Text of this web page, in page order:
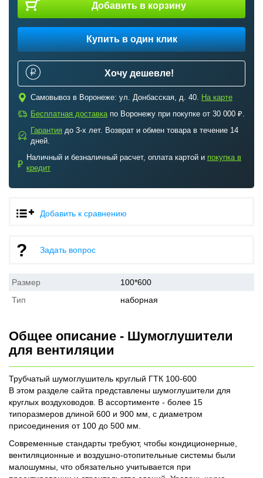
Добавить в корзину
Купить в один клик
Хочу дешевле!
c Самовывоз в Воронеже: ул. Донбасская, д. 40. На карте
a Бесплатная доставкапо Воронежу при покупке от 30 000 ₽.
b
Гарантия до 3-х лет. Возврат и обмен товара в течение 14
дней.
₽
Наличный и безналичный расчет, оплата картой и покупка в
кредит
Добавить к сравнению
Задать вопрос
Размер
100*600
Тип
наборная
Общее описание - Шумоглушители
для вентиляции
Трубчатый шумоглушитель круглый ГТК 100-600
В этом разделе сайта представлены шумоглушители для
круглых воздуховодов. В ассортименте - более 15
типоразмеров длиной 600 и 900 мм, с диаметром
присоединения от 100 до 500 мм.
Современные стандарты требуют, чтобы кондиционерные,
вентиляционные и воздушно-отопительные системы были
малошумны, что обязательно учитывается при